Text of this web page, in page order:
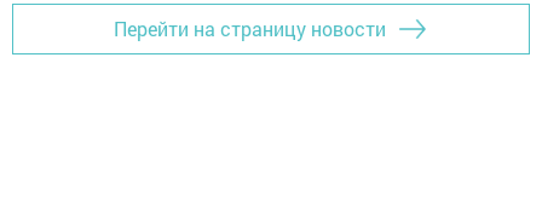
Перейти на страницу новости